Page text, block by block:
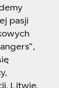
pasji
Litwie,